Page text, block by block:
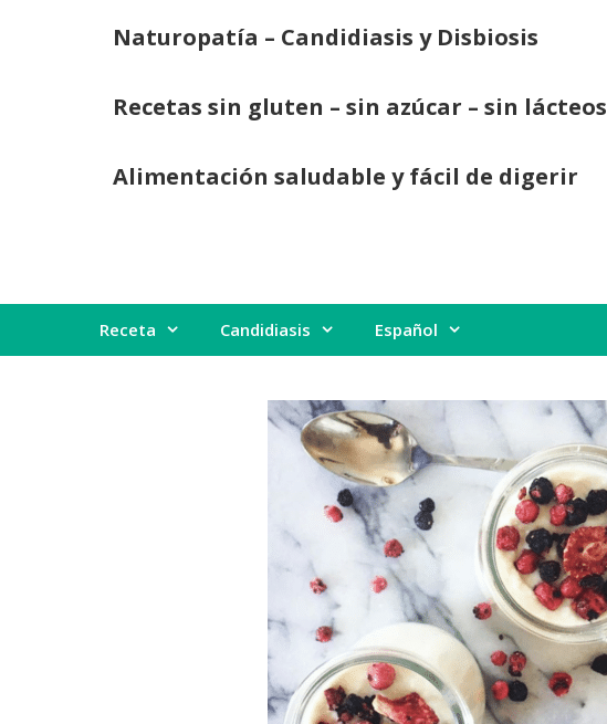
Naturopatía – Candidiasis y Disbiosis
Recetas sin gluten – sin azúcar – sin lácteos
Alimentación saludable y fácil de digerir
Receta Candidiasis Español